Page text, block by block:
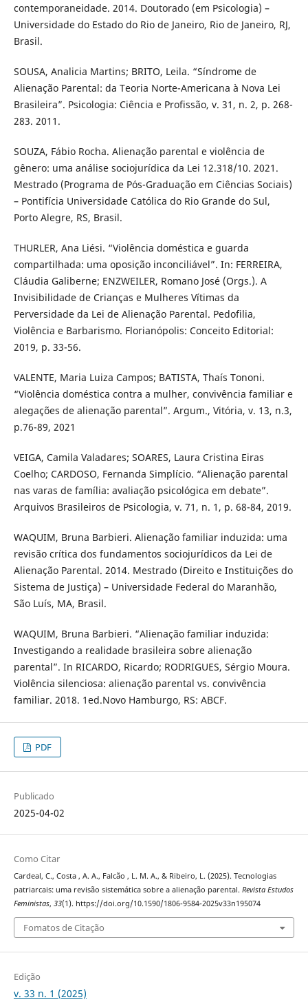
contemporaneidade. 2014. Doutorado (em Psicologia) –
Universidade do Estado do Rio de Janeiro, Rio de Janeiro, RJ,
Brasil.
SOUSA, Analicia Martins; BRITO, Leila. “Síndrome de
Alienação Parental: da Teoria Norte-Americana à Nova Lei
Brasileira”. Psicologia: Ciência e Profissão, v. 31, n. 2, p. 268-
283. 2011.
SOUZA, Fábio Rocha. Alienação parental e violência de
gênero: uma análise sociojurídica da Lei 12.318/10. 2021.
Mestrado (Programa de Pós-Graduação em Ciências Sociais)
– Pontifícia Universidade Católica do Rio Grande do Sul,
Porto Alegre, RS, Brasil.
THURLER, Ana Liési. “Violência doméstica e guarda
compartilhada: uma oposição inconciliável”. In: FERREIRA,
Cláudia Galiberne; ENZWEILER, Romano José (Orgs.). A
Invisibilidade de Crianças e Mulheres Vítimas da
Perversidade da Lei de Alienação Parental. Pedofilia,
Violência e Barbarismo. Florianópolis: Conceito Editorial:
2019, p. 33-56.
VALENTE, Maria Luiza Campos; BATISTA, Thaís Tononi.
“Violência doméstica contra a mulher, convivência familiar e
alegações de alienação parental”. Argum., Vitória, v. 13, n.3,
p.76-89, 2021
VEIGA, Camila Valadares; SOARES, Laura Cristina Eiras
Coelho; CARDOSO, Fernanda Simplício. “Alienação parental
nas varas de família: avaliação psicológica em debate”.
Arquivos Brasileiros de Psicologia, v. 71, n. 1, p. 68-84, 2019.
WAQUIM, Bruna Barbieri. Alienação familiar induzida: uma
revisão crítica dos fundamentos sociojurídicos da Lei de
Alienação Parental. 2014. Mestrado (Direito e Instituições do
Sistema de Justiça) – Universidade Federal do Maranhão,
São Luís, MA, Brasil.
WAQUIM, Bruna Barbieri. “Alienação familiar induzida:
Investigando a realidade brasileira sobre alienação
parental”. In RICARDO, Ricardo; RODRIGUES, Sérgio Moura.
Violência silenciosa: alienação parental vs. convivência
familiar. 2018. 1ed.Novo Hamburgo, RS: ABCF.
PDF
Publicado
2025-04-02
Como Citar
Cardeal, C., Costa , A. A., Falcão , L. M. A., & Ribeiro, L. (2025). Tecnologias
patriarcais: uma revisão sistemática sobre a alienação parental. Revista Estudos
Feministas, 33(1). https://doi.org/10.1590/1806-9584-2025v33n195074
Fomatos de Citação
Edição
v. 33 n. 1 (2025)